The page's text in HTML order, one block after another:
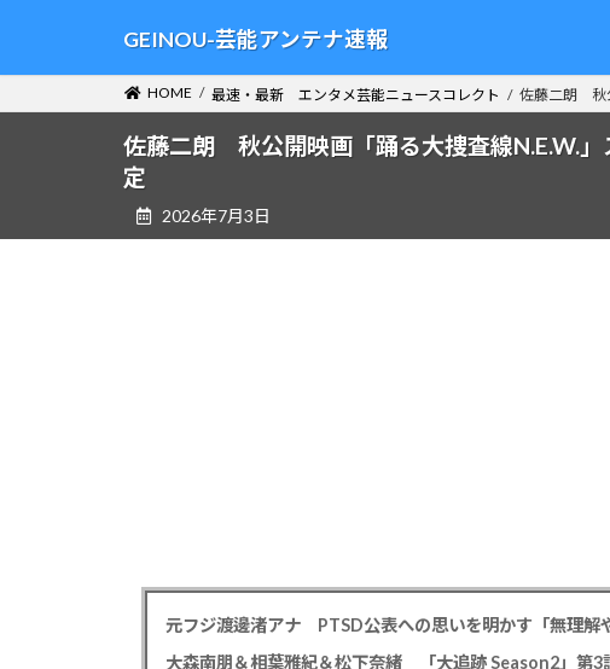
テ
ッ
ゲ
移
GEINOU-芸能アンテナ速報
HOME 最速・最新 エンタメ芸能ニュースコレクト 佐藤二朗 秋
佐藤二朗 秋公開映画「踊る大捜査線N.E.W.
定
2026年7月3日
大森南朋＆相葉雅紀＆松下奈緒 「大追跡 Season2」第3